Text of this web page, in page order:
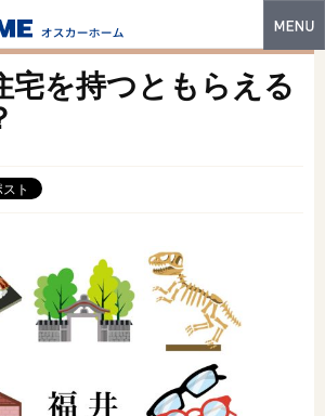
特長
ベント・モデルハウス
建築実例
フォトギャラリー
宅を持つともらえる